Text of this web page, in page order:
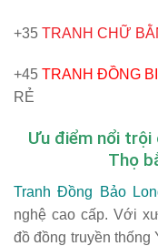
+35 TRANH CHỮ
+45 TRANH ĐỒNG
RẺ
Ưu điểm nổi trội
Thọ
Tranh Đồng Bảo
nghệ cao cấp. Với
đồ đồng truyền thống